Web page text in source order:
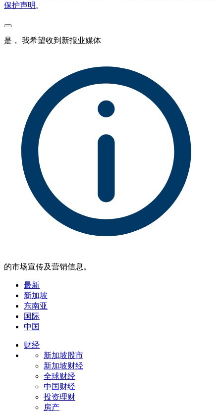
保护声明。
是， 我希望收到新报业媒体
的市场宣传及营销信息。
最新
新加坡
东南亚
国际
中国
财经
新加坡股市
新加坡财经
全球财经
中国财经
投资理财
房产